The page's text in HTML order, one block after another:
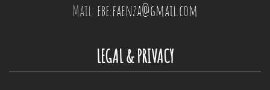
Mail: ebe.faenza@gmail.com
LEGAL & PRIVACY